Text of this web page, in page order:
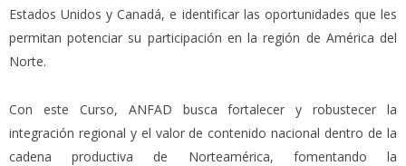
Estados Unidos y Canadá, e identificar las oportunidades que les
permitan potenciar su participación en la región de América del
Norte.
Con este Curso, ANFAD busca fortalecer y robustecer la
integración regional y el valor de contenido nacional dentro de la
cadena productiva de Norteamérica, fomentando la